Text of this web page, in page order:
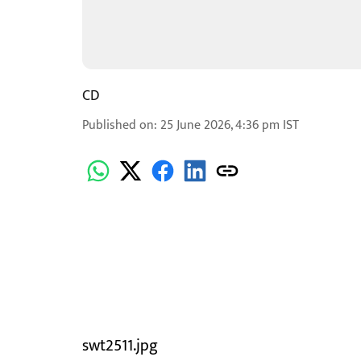
CD
Published on: 25 June 2026, 4:36 pm IST
swt2511.jpg